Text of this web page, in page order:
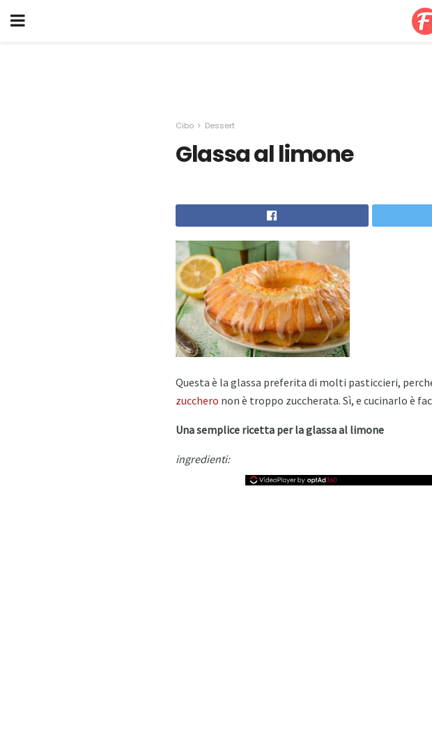
Cibo Dessert
Glassa al limone
Questa è la glassa preferita di molti pasticcieri,
zucchero non è troppo zuccherata. Sì, e cucinarlo è
Una semplice ricetta per la glassa al limone
ingredienti: